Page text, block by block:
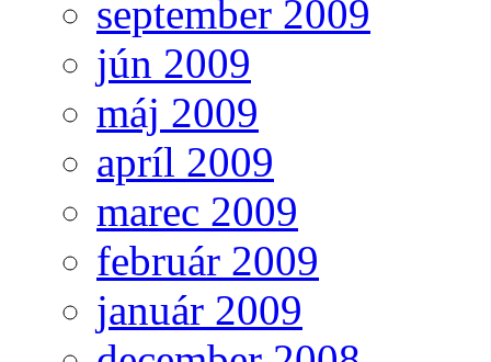
september 2009
jún 2009
máj 2009
apríl 2009
marec 2009
február 2009
január 2009